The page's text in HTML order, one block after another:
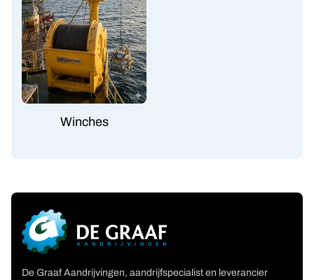
Winches
De Graaf Aandrijvingen, aandrijfspecialist en leverancier